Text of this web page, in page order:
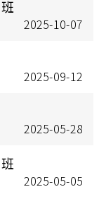
2025-10-07
2025-09-12
2025-05-28
2025-05-05